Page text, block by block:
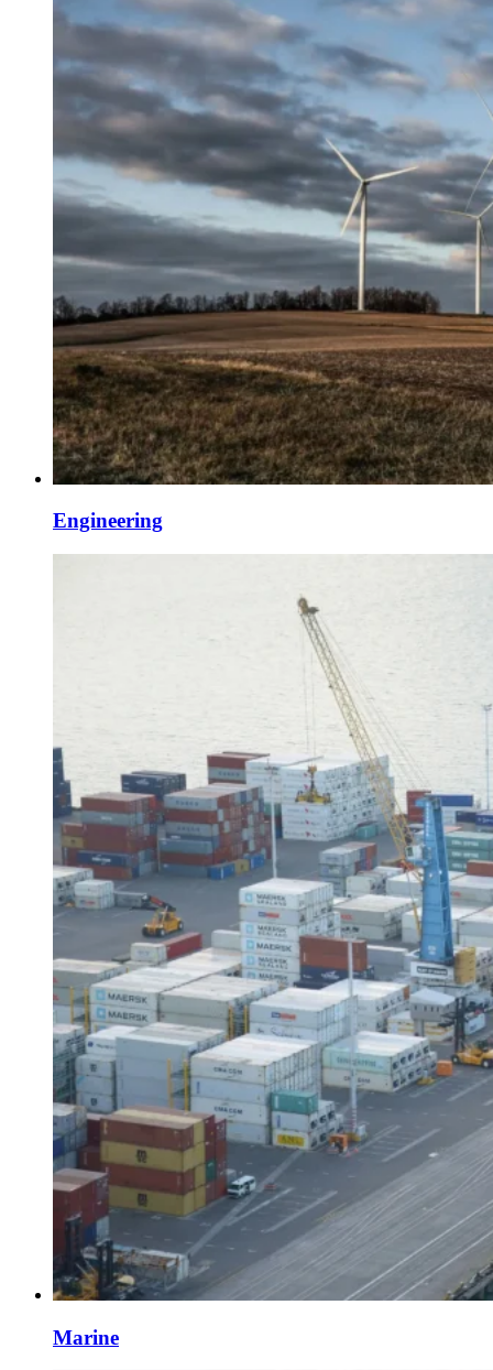
Engineering
Marine